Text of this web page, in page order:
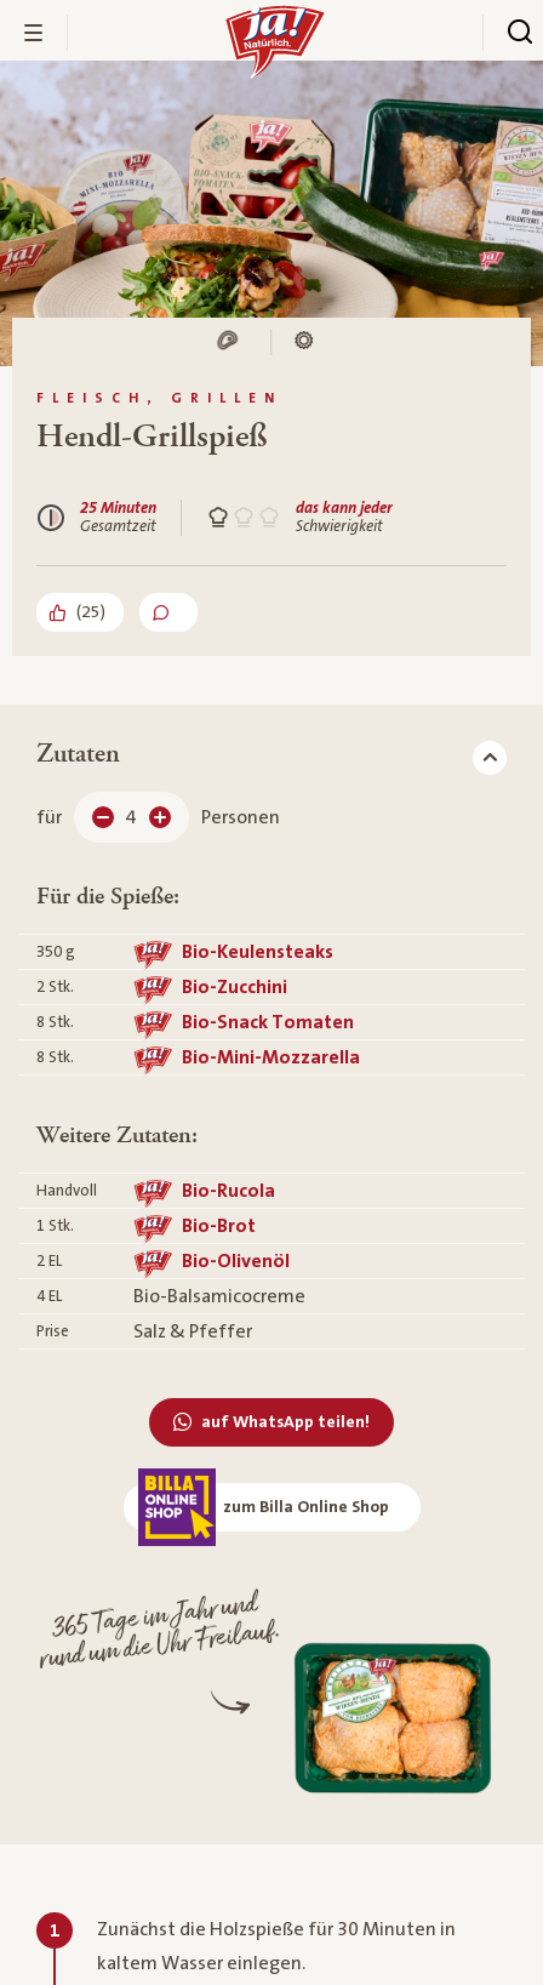
FLEISCH, GRILLEN
Hendl-Grillspieß
25 Minuten
Gesamtzeit
das kann jeder
Schwierigkeit
(25)
Zutaten
für 4 Personen
Für die Spieße:
350 g Bio-Keulensteaks
2 Stk. Bio-Zucchini
8 Stk. Bio-Snack Tomaten
8 Stk. Bio-Mini-Mozzarella
Weitere Zutaten:
Handvoll Bio-Rucola
1 Stk. Bio-Brot
2 EL Bio-Olivenöl
4 EL Bio-Balsamicocreme
Prise Salz & Pfeffer
auf WhatsApp teilen!
zum Billa Online Shop
365 Tage im Jahr und
rund um die Uhr Freilauf.
1
Zunächst die Holzspieße für 30 Minuten in
kaltem Wasser einlegen.